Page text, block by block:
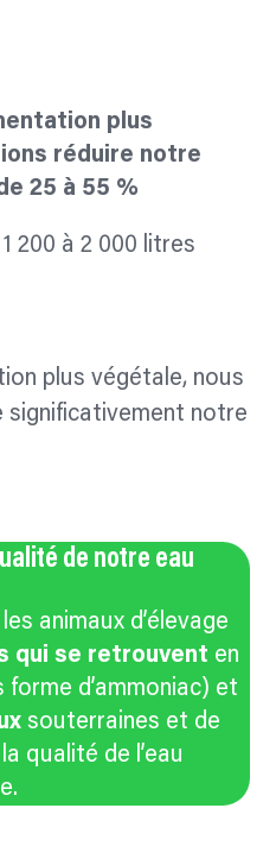
plus
réduire notre
25 à 55 %
200 à 2 000 litres
plus végétale, nous
notre
de notre eau
animaux d’élevage
qui se retrouvent en
forme d’ammoniac) et
souterraines et de
qualité de l’eau